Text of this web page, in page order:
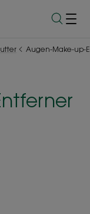
Augen-Make-up-